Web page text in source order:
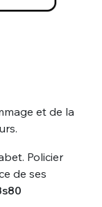
et de la
Policier
de ses